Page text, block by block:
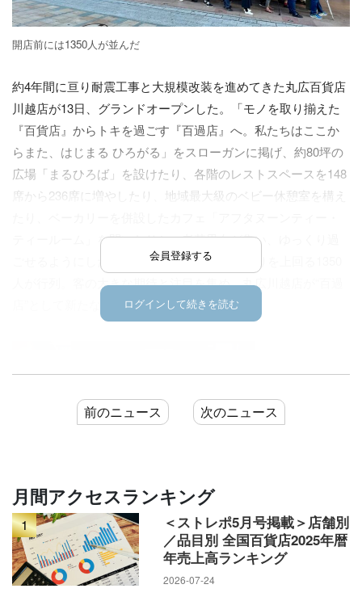
開店前には1350人が並んだ
会員登録する
ログインして続きを読む
約4年間に亘り耐震工事と大規模改装を進めてきた丸広百貨店
川越店が13日、グランドオープンした。「モノを取り揃えた
『百貨店』からトキを過ごす『百過店』へ。私たちはここか
らまた、はじまる ひろがる」をスローガンに掲げ、約80坪の
広場「まるひろば」を設けたり、各階のレストスペースを148
席から236席に増やしたり、地域最大級のベビー休憩室を構え
ティールーム」を開いたりと、老若男女が集い、ゆっくり過
ごせるようにした。13日の開店前には、初売りを上回る1350
人が行列。客の大きな期待と注目を集め、丸広川越店が“百過
店”として新たなスタートを切った。
開店を待ちわびた客が足早に入ってくる
スローガンを基に、各階は新たなコンセプトを定めて再編し
た。地下1階は「旬と活きのライブなトキ」で、「御座候」や
「まつおか」「RF1」の厨房を見えるようにしてライブ感を演
前のニュース 次のニュース
月間アクセスランキング
1
＜ストレポ5月号掲載＞店舗別
／品目別 全国百貨店2025年暦
年売上高ランキング
2026-07-24